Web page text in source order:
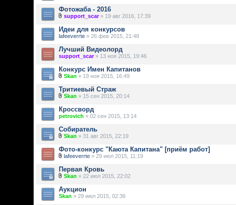
Фотожаба - 2016
support_scar» 19 авг 2016, 17:39
Идеи для конкурсов
lafeeverrte » 26 фев 2015, 21:48
Лучший Видеолорд
support_scar» 13 ноя 2015, 19:46
Конкурс Имен Капитанов
Skan » 19 ноя 2015, 16:49
Тритиевый Страж
Skan » 15 сен 2015, 20:14
Кроссворд
petrovich » 02 сен 2015, 13:14
Собиратель
Skan » 31 авг 2015, 22:19
Фото-конкурс "Каюта Капитана" [приём работ]
lafeeverrte » 29 июл 2015, 11:19
Первая Кровь
Skan » 22 июл 2015, 22:02
Аукцион
Skan » 29 июл 2015, 02:36